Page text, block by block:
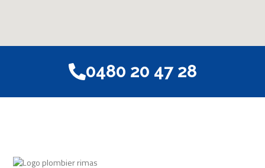
0480 20 47 28